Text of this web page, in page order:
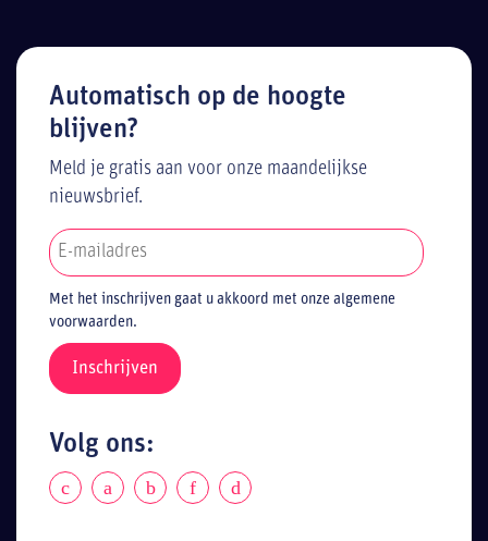
Automatisch op de hoogte
blijven?
Meld je gratis aan voor onze maandelijkse
nieuwsbrief.
Met het inschrijven gaat u akkoord met onze algemene
voorwaarden.
Volg ons: